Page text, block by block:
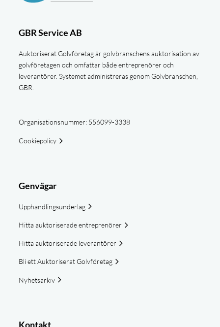
GBR Service AB
Auktoriserat Golvföretag är golvbranschens auktorisation av
golvföretagen och omfattar både entreprenörer och
leverantörer. Systemet administreras genom Golvbranschen,
GBR.
Organisationsnummer: 556099-3338
Cookiepolicy
Genvägar
Upphandlingsunderlag
Hitta auktoriserade entreprenörer
Hitta auktoriserade leverantörer
Bli ett Auktoriserat Golvföretag
Nyhetsarkiv
Kontakt